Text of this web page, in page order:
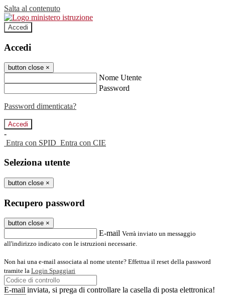
Salta al contenuto
Accedi
Accedi
button close ×
Nome Utente
Password
Password dimenticata?
-
Entra con SPID Entra con CIE
Seleziona utente
button close ×
Recupero password
button close ×
E-mail Verrà inviato un messaggio
all'indirizzo indicato con le istruzioni necessarie.
Non hai una e-mail associata al nome utente? Effettua il reset della password
tramite la Login Spaggiari
E-mail inviata, si prega di controllare la casella di posta elettronica!